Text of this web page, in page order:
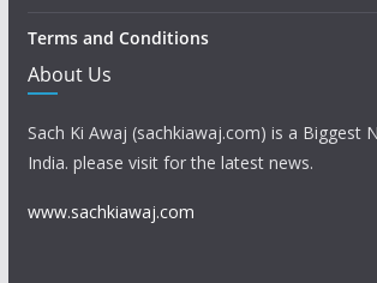
Terms and Conditions
About Us
Sach Ki Awaj (sachkiawaj.com) is a Biggest
India. please visit for the latest news.
www.sachkiawaj.com